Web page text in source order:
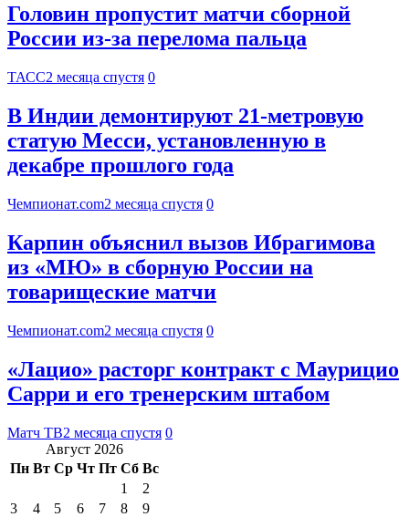
Головин пропустит матчи сборной
России из-за перелома пальца
ТАСС2 месяца спустя 0
В Индии демонтируют 21-метровую
статую Месси, установленную в
декабре прошлого года
Чемпионат.com2 месяца спустя 0
Карпин объяснил вызов Ибрагимова
из «МЮ» в сборную России на
товарищеские матчи
Чемпионат.com2 месяца спустя 0
«Лацио» расторг контракт с Маурицио
Сарри и его тренерским штабом
Матч ТВ2 месяца спустя 0
Август 2026
Пн Вт Ср Чт Пт Сб Вс
1
2
3
4 5 6 7 8
9